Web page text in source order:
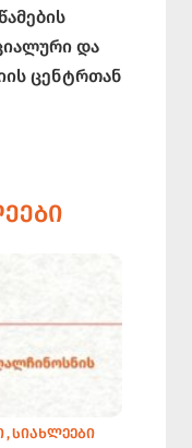
და
ცენტრთან
ᲡᲘᲐᲮᲚᲔᲔᲑᲘ